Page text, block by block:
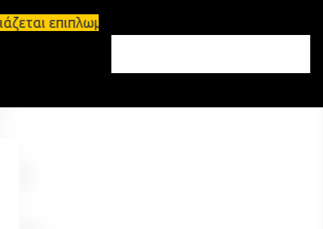
επιπλωμένο διαμέρισμα 65τ.μ